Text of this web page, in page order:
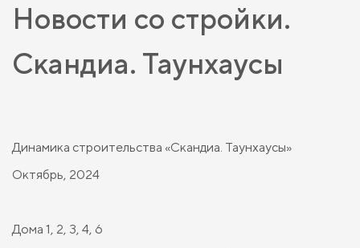
Новости со стройки.
Скандиа. Таунхаусы
Динамика строительства «Скандиа. Таунхаусы»
Октябрь, 2024
Дома 1, 2, 3, 4, 6